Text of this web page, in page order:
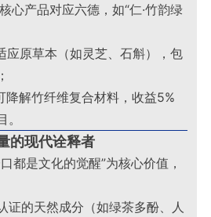
心产品对应六德，如“仁·竹韵绿
应原草本（如灵芝、石斛），包
降解竹纤维复合材料，收益5%
。
的现代诠释者
都是文化的觉醒”为核心价值，
证的天然成分（如绿茶多酚、人